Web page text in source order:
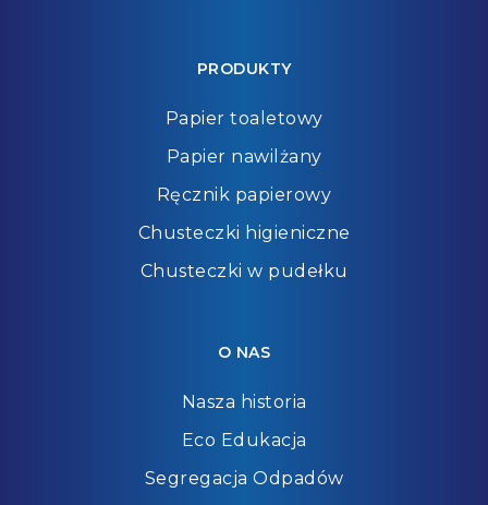
PRODUKTY
Papier toaletowy
Papier nawilżany
Ręcznik papierowy
Chusteczki higieniczne
Chusteczki w pudełku
O NAS
Nasza historia
Eco Edukacja
Segregacja Odpadów